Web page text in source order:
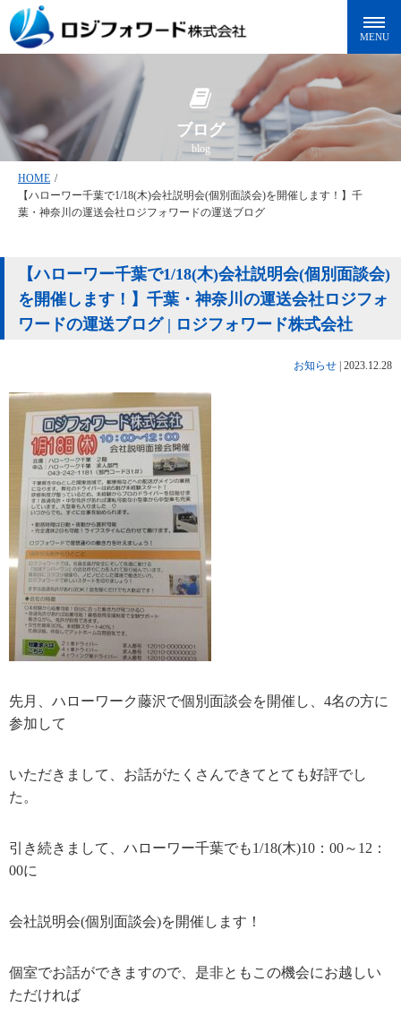
ブログ
blog
HOME /
【ハローワー千葉で1/18(木)会社説明会(個別面談会)を開催します！】千
葉・神奈川の運送会社ロジフォワードの運送ブログ
【ハローワー千葉で1/18(木)会社説明会(個別面談会)
を開催します！】千葉・神奈川の運送会社ロジフォ
ワードの運送ブログ | ロジフォワード株式会社
お知らせ 2023.12.28
先月、ハローワーク藤沢で個別面談会を開催し、4名の方に
参加して
いただきまして、お話がたくさんできてとても好評でし
た。
引き続きまして、ハローワー千葉でも1/18(木)10：00～12：
00に
会社説明会(個別面談会)を開催します！
個室でお話ができますので、是非ともこの機会にお越しい
ただければ